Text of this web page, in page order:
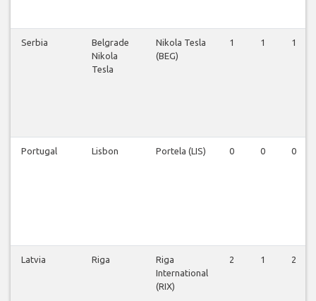
Serbia
Belgrade
Nikola
Tesla
Nikola Tesla
(BEG)
1 1 1
Portugal Lisbon Portela (LIS) 0 0 0
Latvia Riga
Riga
International
(RIX)
2 1 2